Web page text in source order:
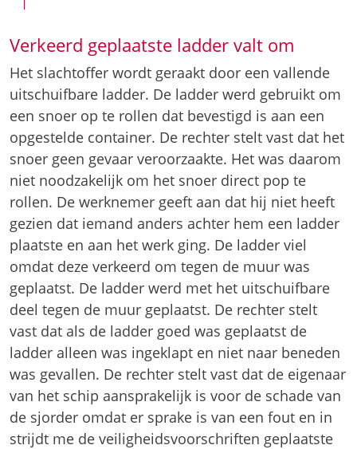
Verkeerd geplaatste ladder valt om
Het slachtoffer wordt geraakt door een vallende
uitschuifbare ladder. De ladder werd gebruikt om
een snoer op te rollen dat bevestigd is aan een
opgestelde container. De rechter stelt vast dat het
snoer geen gevaar veroorzaakte. Het was daarom
niet noodzakelijk om het snoer direct pop te
rollen. De werknemer geeft aan dat hij niet heeft
gezien dat iemand anders achter hem een ladder
plaatste en aan het werk ging. De ladder viel
omdat deze verkeerd om tegen de muur was
geplaatst. De ladder werd met het uitschuifbare
deel tegen de muur geplaatst. De rechter stelt
vast dat als de ladder goed was geplaatst de
ladder alleen was ingeklapt en niet naar beneden
was gevallen. De rechter stelt vast dat de eigenaar
van het schip aansprakelijk is voor de schade van
de sjorder omdat er sprake is van een fout en in
strijdt me de veiligheidsvoorschriften geplaatste